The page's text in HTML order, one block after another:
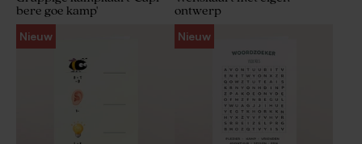
bere goe kamp'
ontwerp
Nieuw
Nieuw